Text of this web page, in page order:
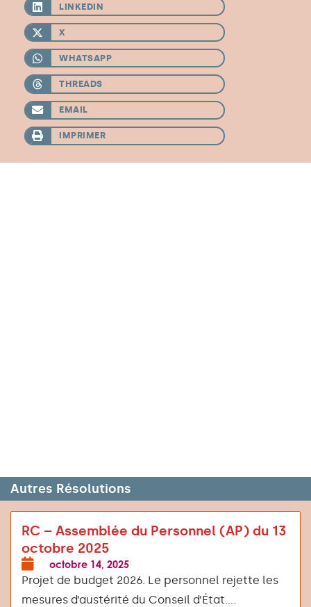
LINKEDIN
X
WHATSAPP
THREADS
EMAIL
IMPRIMER
Autres Résolutions
RC – Assemblée du Personnel (AP) du 13
octobre 2025
octobre 14, 2025
Projet de budget 2026. Le personnel rejette les
mesures d’austérité du Conseil d’État....